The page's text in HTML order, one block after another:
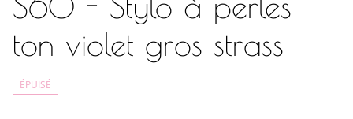
ton violet gros strass
ÉPUISÉ